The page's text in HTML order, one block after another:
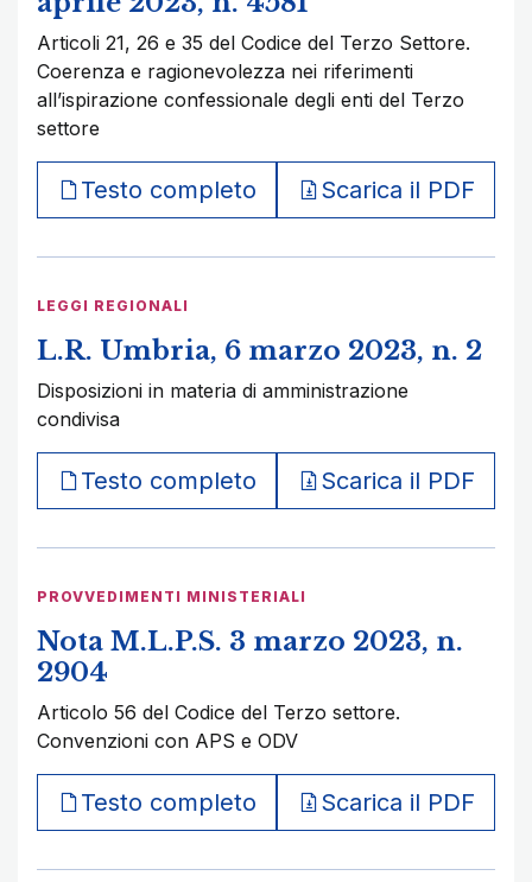
Articoli 21, 26 e 35 del Codice del Terzo Settore.
Coerenza e ragionevolezza nei riferimenti
all’ispirazione confessionale degli enti del Terzo
settore
Testo completo Scarica il PDF
LEGGI REGIONALI
L.R. Umbria, 6 marzo 2023, n. 2
Disposizioni in materia di amministrazione
condivisa
Testo completo Scarica il PDF
PROVVEDIMENTI MINISTERIALI
Nota M.L.P.S. 3 marzo 2023, n.
2904
Articolo 56 del Codice del Terzo settore.
Convenzioni con APS e ODV
Testo completo Scarica il PDF